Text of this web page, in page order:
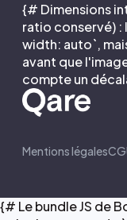
{# Dimensions
ratio conservé) :
width: auto`,
avant que
compte un
Mentions légales
{# Le bundle JS de